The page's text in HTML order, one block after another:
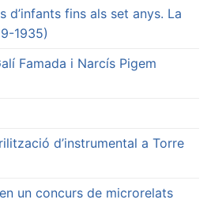
d’infants fins als set anys. La
1935)
Famada i Narcís Pigem
d’instrumental a Torre
un concurs de microrelats